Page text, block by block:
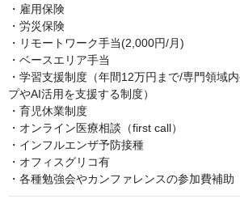
・雇用保険
・労災保険
・リモートワーク手当(2,000円/月)
・ベースエリア手当
・学習支援制度（年間12万円まで/専門領域
プやAI活用を支援する制度）
・育児休業制度
・オンライン医療相談（first call）
・インフルエンザ予防接種
・オフィスグリコ有
・各種勉強会やカンファレンスの参加費補助